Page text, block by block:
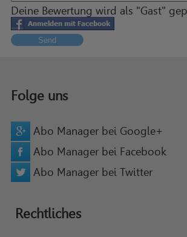
Deine Bewertung wird als "Gast"
Send
Folge uns
Abo Manager bei Google+
Abo Manager bei Facebook
Abo Manager bei Twitter
Rechtliches